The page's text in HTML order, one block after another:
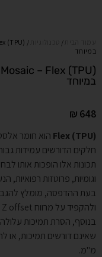
/
/
במיוחד
במיוחד
₪ 648
Flex (TPU) הוא חומר
חלקים הדורשים עמידות
תכונות אלו הופכות אותו
וגומיות, פרוטזות רפואיות,
ולהקפיד על מרווח Z offset של 0.1 מ"מ למניעת סתימות בדיזה.
בנוסף, הסרת תמיכות
מ"מ.